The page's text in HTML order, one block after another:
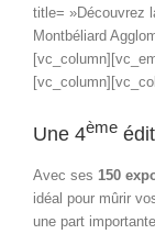
title= »Découvrez
Montbéliard
Une 4ème
Avec ses 150
idéal pour mûrir
une part